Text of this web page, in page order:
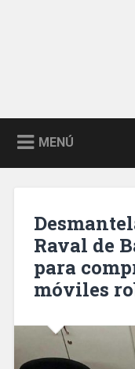
MENÚ
Raval de
para
móviles